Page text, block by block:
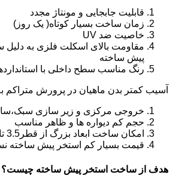
قابلیت جابجایی و مونتاژ مجدد
زمان ساخت بسیار کوتاه( یک روز)
خاصیت ضد UV
مقاومت بالای اسکلت فلزی به
پیش ساخته
رنگ مناسب سطح داخلی با
آسیب کمتر بدن ماهیان در پرورش
خروجی مرکزی و زیر سازی
حجم کم دیواره ها و ظاهر مناسب
امکان ساخت ابعاد بزرگ از قطر3.5 تا 12 متر و ارتفاع 1.2 تا 2.2 متر
قیمت بسیار کم استخر پیش ساخته
هدف از ساخت استخر پیش ساخته چیست؟